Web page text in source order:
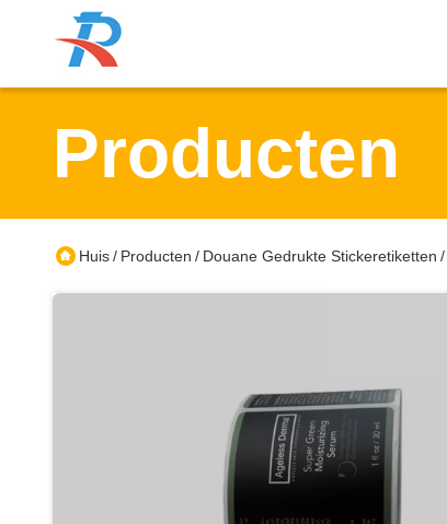
Producten
Huis/ Producten / Douane Gedrukte Stickeretiketten /